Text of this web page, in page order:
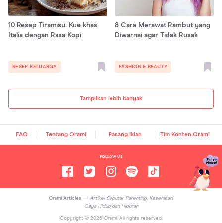
Tampilkan lebih banyak
10 Resep Tiramisu, Kue khas
Italia dengan Rasa Kopi
RESEP KELUARGA
8 Cara Merawat Rambut yang
Diwarnai agar Tidak Rusak
FASHION & BEAUTY
FAQ Tentang Orami Pasang iklan Tim Konten Orami
FOLLOW US
Orami Articles — Artikel Seputar Parenting, Kesehatan,
Gaya Hidup dan Hiburan
Copyright © 2026Orami. All rights reserved.